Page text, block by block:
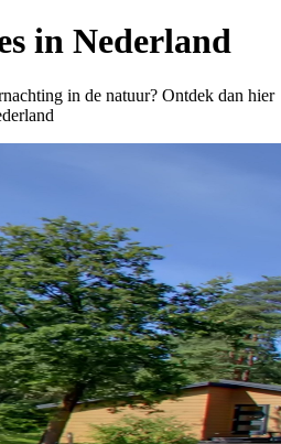
in Nederland
in de natuur? Ontdek dan hier